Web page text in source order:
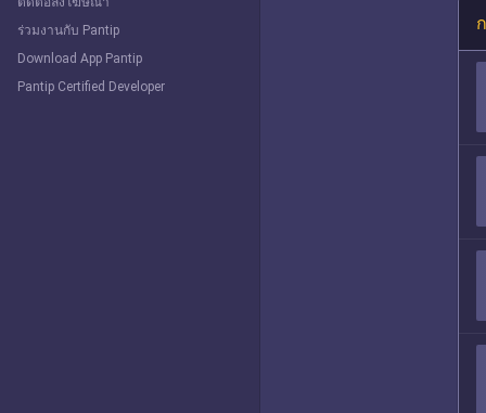
ร่วมงานกับ Pantip
Download App Pantip
Pantip Certified Developer